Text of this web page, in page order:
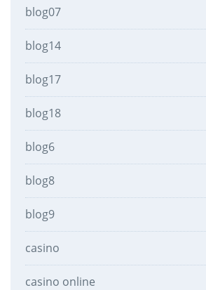
blog07
blog14
blog17
blog18
blog6
blog8
blog9
casino
casino online